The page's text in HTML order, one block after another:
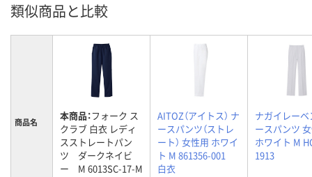
類似商品と比較
商品名 本商品：フォーク ス
クラブ 白衣 レディ
スストレートパン
ツ ダークネイビ
ー M 6013SC-17-M
AITOZ（アイトス） ナ
ースパンツ（ストレ
ート） 女性用 ホワイ
ト M 861356-001
白衣
ナガイレーベ
ースパンツ
ホワイト M
1913